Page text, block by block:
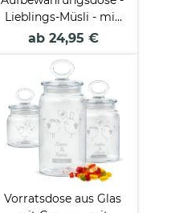
Lieblings-Müsli - mit
Name
ab 24,95 €
Vorratsdose aus Glas